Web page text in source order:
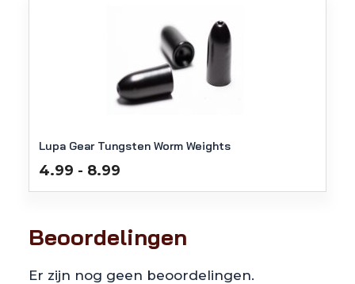
Lupa Gear Tungsten Worm Weights
4.99 - 8.99
Beoordelingen
Er zijn nog geen beoordelingen.